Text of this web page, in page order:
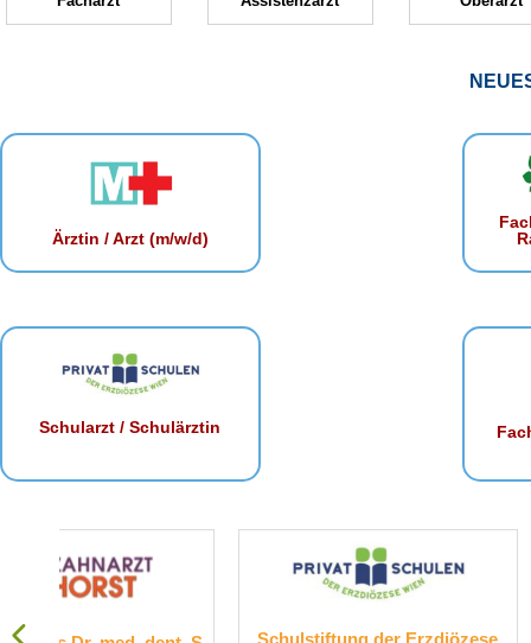
Ärztin / Arzt (m/w/d)
Schularzt / Schulärztin
Schulstiftung der Erzdiözese
Suchthilfe